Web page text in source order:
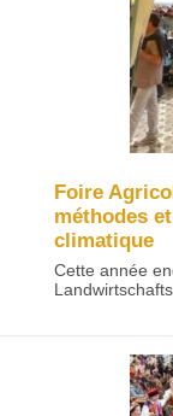
Foire
méthodes
climatique
Cette année